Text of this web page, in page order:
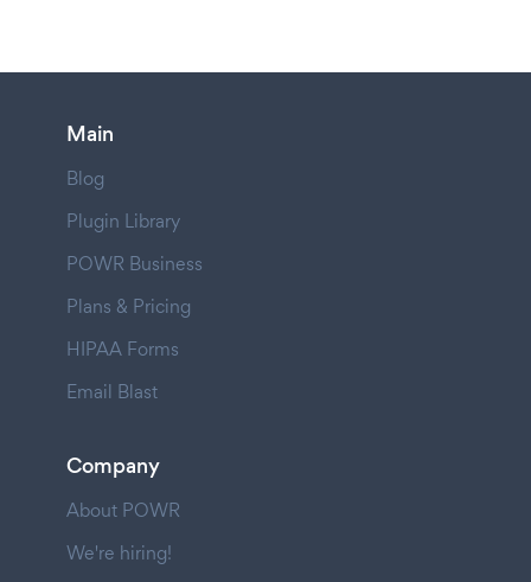
Main
Blog
Plugin Library
POWR Business
Plans & Pricing
HIPAA Forms
Email Blast
Company
About POWR
We're hiring!